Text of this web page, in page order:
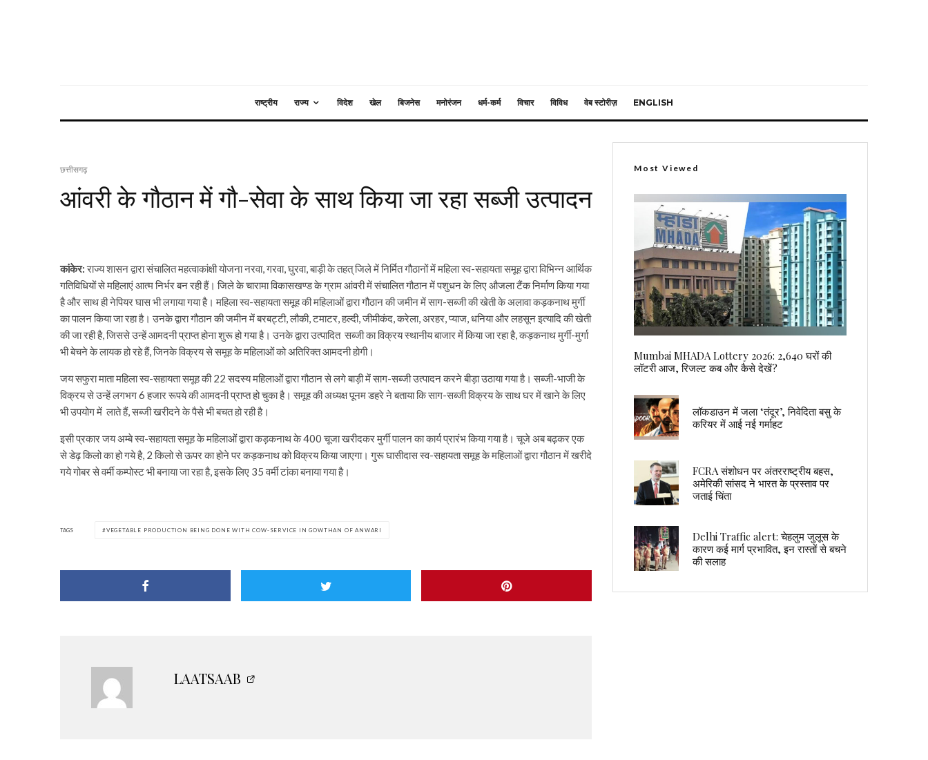
राष्ट्रीय राज्य विदेश खेल बिजनेस मनोरंजन धर्म-कर्म विचार विविध वेब स्टोरीज़ ENGLISH
छत्तीसगढ़
आंवरी के गौठान में गौ-सेवा के साथ किया जा रहा सब्जी उत्पादन
कांकेर:राज्य शासन द्वारा संचालित महत्वाकांक्षी योजना नरवा, गरवा, घुरवा, बाड़ी के तहत् जिले में निर्मित गौठानों में महिला स्व-सहायता समूह द्वारा विभिन्न आर्थिक
गतिविधियों से महिलाएं आत्म निर्भर बन रही हैं। जिले के चारामा विकासखण्ड के ग्राम आंवरी में संचालित गौठान में पशुधन के लिए औजला टैंक निर्माण किया गया
है और साथ ही नेपियर घास भी लगाया गया है। महिला स्व-सहायता समूह की महिलाओं द्वारा गौठान की जमीन में साग-सब्जी की खेती के अलावा कड़कनाथ मुर्गी
का पालन किया जा रहा है। उनके द्वारा गौठान की जमीन में बरबट्टी, लौकी, टमाटर, हल्दी, जीमीकंद, करेला, अरहर, प्याज, धनिया और लहसून इत्यादि की खेती
की जा रही है, जिससे उन्हें आमदनी प्राप्त होना शुरू हो गया है। उनके द्वारा उत्पादित सब्जी का विक्रय स्थानीय बाजार में किया जा रहा है, कड़कनाथ मुर्गी-मुर्गा
भी बेचने के लायक हो रहे हैं, जिनके विक्रय से समूह के महिलाओं को अतिरिक्त आमदनी होगी।
जय सफुरा माता महिला स्व-सहायता समूह की 22 सदस्य महिलाओं द्वारा गौठान से लगे बाड़ी में साग-सब्जी उत्पादन करने बीड़ा उठाया गया है। सब्जी-भाजी के
विक्रय से उन्हें लगभग 6 हजार रूपये की आमदनी प्राप्त हो चुका है। समूह की अध्यक्ष पूनम डहरे ने बताया कि साग-सब्जी विक्रय के साथ घर में खाने के लिए
भी उपयोग में लाते हैं, सब्जी खरीदने के पैसे भी बचत हो रही है।
इसी प्रकार जय अम्बे स्व-सहायता समूह के महिलाओं द्वारा कड़कनाथ के 400 चूजा खरीदकर मुर्गी पालन का कार्य प्रारंभ किया गया है। चूजे अब बढ़कर एक
से डेढ़ किलो का हो गये है, 2 किलो से ऊपर का होने पर कड़कनाथ को विक्रय किया जाएगा। गुरू घासीदास स्व-सहायता समूह के महिलाओं द्वारा गौठान में खरीदे
गये गोबर से वर्मी कम्पोस्ट भी बनाया जा रहा है, इसके लिए 35 वर्मी टांका बनाया गया है।
TAGS VEGETABLE PRODUCTION BEING DONE WITH COW-SERVICE IN GOWTHAN OF ANWARI
LAATSAAB
Most Viewed
Mumbai MHADA Lottery 2026: 2,640 घरों की
लॉटरी आज, रिजल्ट कब और कैसे देखें?
लॉकडाउन में जला ‘तंदूर’, निवेदिता बसु के
करियर में आई नई गर्माहट
FCRA संशोधन पर अंतरराष्ट्रीय बहस,
अमेरिकी सांसद ने भारत के प्रस्ताव पर
जताई चिंता
Delhi Traffic alert: चेहलुम जुलूस के
कारण कई मार्ग प्रभावित, इन रास्तों से बचने
की सलाह